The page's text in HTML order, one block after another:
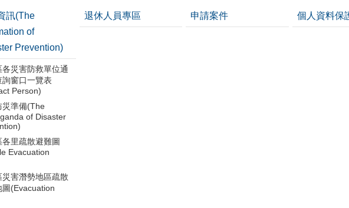
訊(The
of
Prevention)
各災害防救單位通
詢窗口一覽表
Person)
災準備(The
of Disaster
各里疏散避難圖
Evacuation
災害潛勢地區疏散
圖(Evacuation
退休人員專區 申請案件 個人資料保